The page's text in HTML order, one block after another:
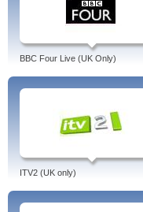
BBC Four Live (UK Only)
ITV2 (UK only)